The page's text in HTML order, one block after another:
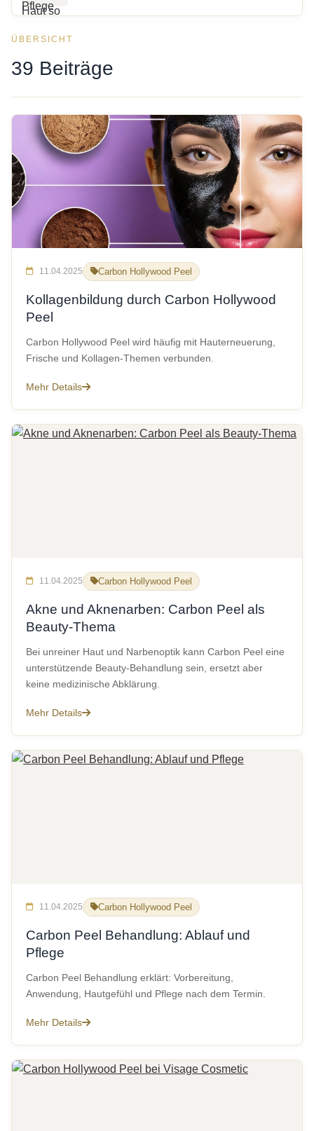
ÜBERSICHT
39 Beiträge
11.04.2025 Carbon Hollywood Peel
Kollagenbildung durch Carbon Hollywood
Peel
Carbon Hollywood Peel wird häufig mit Hauterneuerung,
Frische und Kollagen-Themen verbunden.
Mehr Details
11.04.2025 Carbon Hollywood Peel
Akne und Aknenarben: Carbon Peel als
Beauty-Thema
Bei unreiner Haut und Narbenoptik kann Carbon Peel eine
unterstützende Beauty-Behandlung sein, ersetzt aber
keine medizinische Abklärung.
Mehr Details
11.04.2025 Carbon Hollywood Peel
Carbon Peel Behandlung: Ablauf und
Pflege
Carbon Peel Behandlung erklärt: Vorbereitung,
Anwendung, Hautgefühl und Pflege nach dem Termin.
Mehr Details